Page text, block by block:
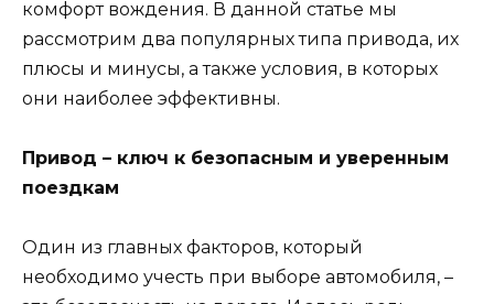
комфорт вождения. В данной статье мы
рассмотрим два популярных типа привода, их
плюсы и минусы, а также условия, в которых
они наиболее эффективны.
Привод – ключ к безопасным и уверенным
поездкам
Один из главных факторов, который
необходимо учесть при выборе автомобиля, –